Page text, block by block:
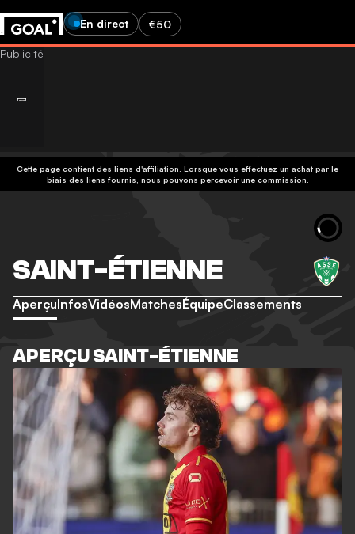
En direct €50
Cette page contient des liens d'affiliation. Lorsque vous effectuez un achat par le
biais des liens fournis, nous pouvons percevoir une commission.
SAINT-ÉTIENNE
AperçuInfosVidéosMatchesÉquipeClassements
APERÇU SAINT-ÉTIENNE